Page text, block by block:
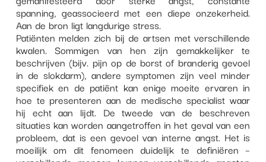
spanning, geassocieerd met een diepe onzekerheid.
Aan de bron ligt langdurige stress.
Patiënten melden zich bij de artsen met verschillende
kwalen. Sommigen van hen zijn gemakkelijker te
beschrijven (bijv. pijn op de borst of branderig gevoel
in de slokdarm), andere symptomen zijn veel minder
specifiek en de patiënt kan enige moeite ervaren in
hoe te presenteren aan de medische specialist waar
hij echt aan lijdt. De tweede van de beschreven
situaties kan worden aangetroffen in het geval van een
probleem, dat is een gevoel van interne angst. Het is
moeilijk om dit fenomeen duidelijk te definiëren –